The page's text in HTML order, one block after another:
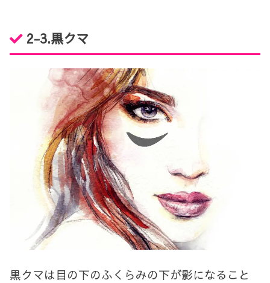
2-3.黒クマ
黒クマは目の下のふくらみの下が影になること